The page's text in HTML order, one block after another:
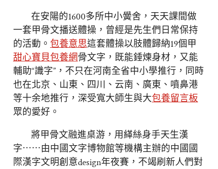
在安陽的1600多所中小黌舍，天天課間做
一套甲骨文播送體操，曾經是先生們日常保持
的活動。包養意思這套體操以肢體歸納19個甲
甜心寶貝包養網骨文字，既能錘煉身材，又能
輔助“識字”，不只在河南全省中小學推行，同時
也在北京、山東、四川、云南、廣東、噴鼻港
等十余地推行，深受寬大師生與大包養留言板
眾的愛好。
將甲骨文融進桌游，用緙絲身手天生漢
字⋯⋯由中國文字博物館等機構主辦的中國國
際漢字文明創意design年夜賽，不竭刷新人們對